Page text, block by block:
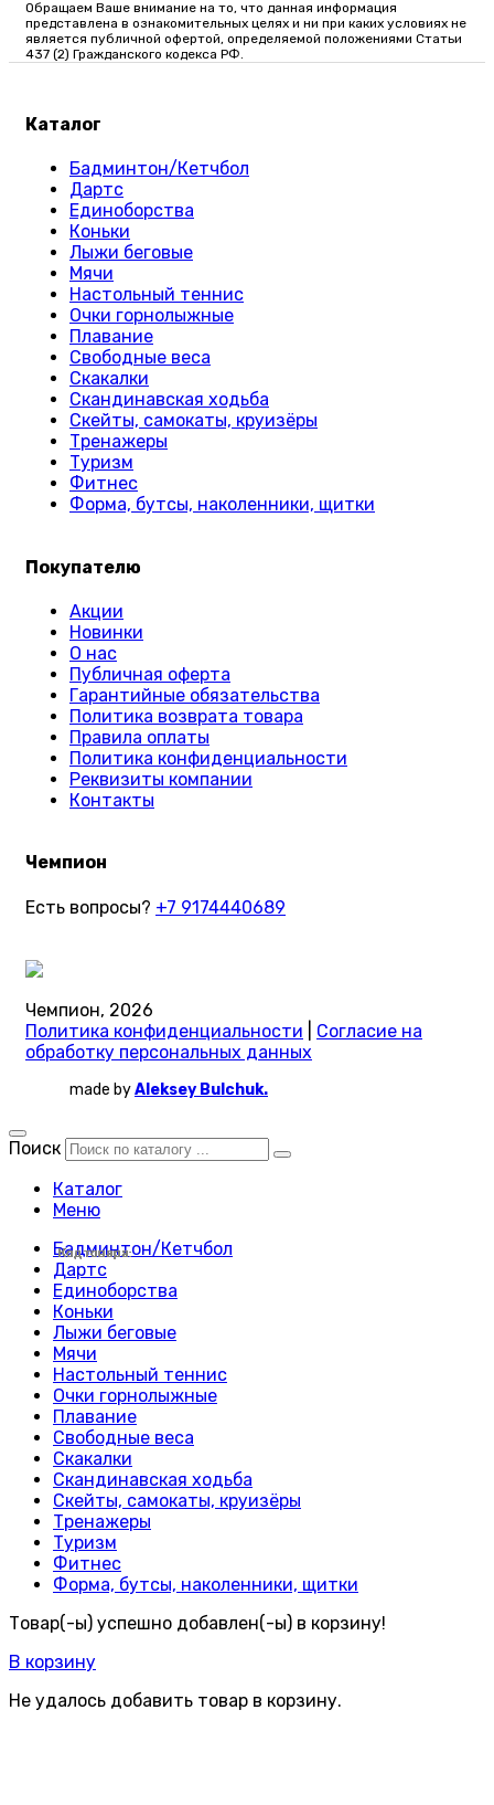
Код товара:
Код товара:
Код товара:
Код товара:
Код товара:
Код товара:
Код товара:
Код товара:
Код товара:
Код товара:
Код товара:
Код товара:
Код товара:
Код товара:
Код товара:
Код товара:
Код товара:
Код товара:
Код товара:
Код товара:
Код товара:
Код товара:
Код товара:
Код товара:
Обращаем Ваше внимание на то, что данная информация
представлена в ознакомительных целях и ни при каких условиях не
является публичной офертой, определяемой положениями Статьи
437 (2) Гражданского кодекса РФ.
Каталог
Бадминтон/Кетчбол
Дартс
Единоборства
Коньки
Лыжи беговые
Мячи
Настольный теннис
Очки горнолыжные
Плавание
Свободные веса
Скакалки
Скандинавская ходьба
Скейты, самокаты, круизёры
Тренажеры
Туризм
Фитнес
Форма, бутсы, наколенники, щитки
Покупателю
Акции
Новинки
О нас
Публичная оферта
Гарантийные обязательства
Политика возврата товара
Правила оплаты
Политика конфиденциальности
Реквизиты компании
Контакты
Чемпион
Есть вопросы? +7 9174440689
Чемпион, 2026
Политика конфиденциальности
Согласие на
обработку персональных данных
made byAleksey Bulchuk.
Поиск
Каталог
Меню
Бадминтон/Кетчбол
Дартс
Единоборства
Коньки
Лыжи беговые
Мячи
Настольный теннис
Очки горнолыжные
Плавание
Свободные веса
Скакалки
Скандинавская ходьба
Скейты, самокаты, круизёры
Тренажеры
Туризм
Фитнес
Форма, бутсы, наколенники, щитки
Товар(-ы) успешно добавлен(-ы) в корзину!
В корзину
Не удалось добавить товар в корзину.